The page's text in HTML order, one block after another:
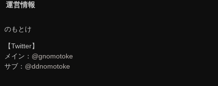
運営情報
のもとけ
【Twitter】
メイン： @gnomotoke
サブ： @ddnomotoke